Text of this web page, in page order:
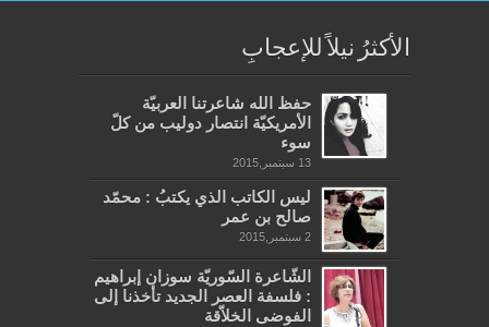
الأكثرُ نيلاً للإعجابِ
حفظ الله شاعرتنا العربيّة
الأمريكيّة انتصار دوليب من كلّ
سوء
13 سبتمبر,2015
ليس الكاتب الذي يكتبُ : محمّد
صالح بن عمر
2 سبتمبر,2015
الشّاعرة السّوريّة سوزان إبراهيم
: فلسفة العصر الجديد تأخذنا إلى
الفوضى الخلاّقة